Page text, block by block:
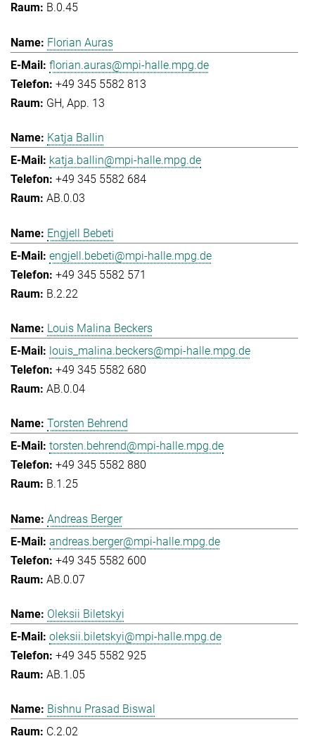
B.0.45
Florian Auras
florian.auras@mpi-halle.mpg.de
+49 345 5582 813
GH, App. 13
Katja Ballin
katja.ballin@mpi-halle.mpg.de
+49 345 5582 684
AB.0.03
Engjell Bebeti
engjell.bebeti@mpi-halle.mpg.de
+49 345 5582 571
B.2.22
Louis Malina Beckers
louis_malina.beckers@mpi-halle.mpg.de
+49 345 5582 680
AB.0.04
Torsten Behrend
torsten.behrend@mpi-halle.mpg.de
+49 345 5582 880
B.1.25
Andreas Berger
andreas.berger@mpi-halle.mpg.de
+49 345 5582 600
AB.0.07
Oleksii Biletskyi
oleksii.biletskyi@mpi-halle.mpg.de
+49 345 5582 925
AB.1.05
Bishnu Prasad Biswal
C.2.02